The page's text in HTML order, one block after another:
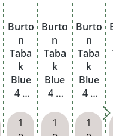
Burto
n
Taba
k
Blue
4 x
Box
mit
1
Burto
n
Taba
k
Blue
4 x
Box
mit
1
Burto
n
Taba
k
Blue
4 x
Box
mit
1